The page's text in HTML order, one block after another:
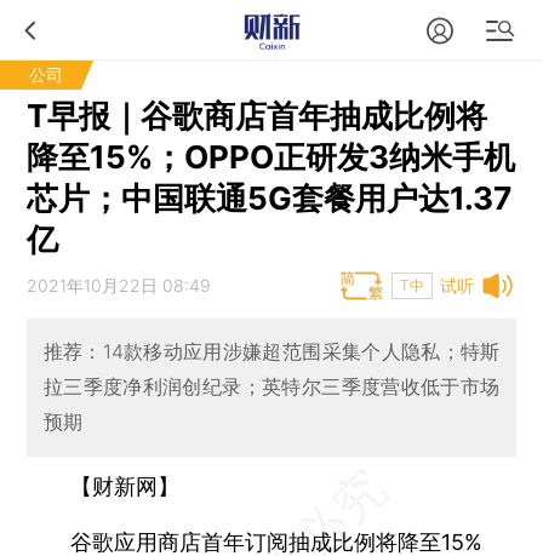
公司
T早报｜谷歌商店首年抽成比例将
降至15%；OPPO正研发3纳米手机
芯片；中国联通5G套餐用户达1.37
亿
试听
2021年10月22日 08:49 T中
推荐：14款移动应用涉嫌超范围采集个人隐私；特斯
拉三季度净利润创纪录；英特尔三季度营收低于市场
预期
【财新网】
谷歌应用商店首年订阅抽成比例将降至15%